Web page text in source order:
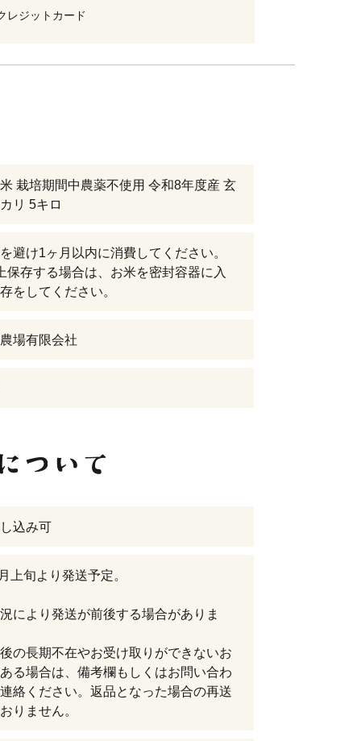
レジットカード
栽培期間中農薬不使用 令和8年度産 玄
リ 5キロ
避け1ヶ月以内に消費してください。
保存する場合は、お米を密封容器に入
をしてください。
場有限会社
込み可
上旬より発送予定。
により発送が前後する場合がありま
の長期不在やお受け取りができないお
る場合は、備考欄もしくはお問い合わ
絡ください。返品となった場合の再送
りません。